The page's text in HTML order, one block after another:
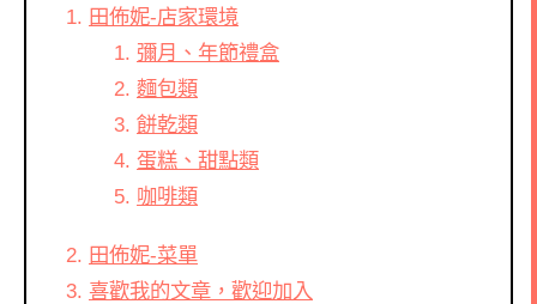
田佈妮-店家環境
彌月、年節禮盒
麵包類
餅乾類
蛋糕、甜點類
咖啡類
田佈妮-菜單
喜歡我的文章，歡迎加入